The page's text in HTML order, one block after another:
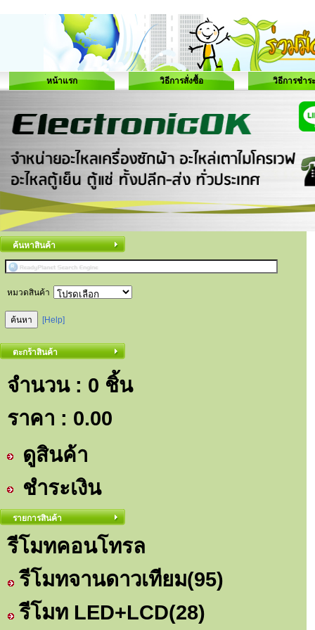
หน้าแรก วิธีการสั่งซื้อ วิธีการชำร
ค้นหาสินค้า
หมวดสินค้า
[Help]
ตะกร้าสินค้า
จำนวน : 0 ชิ้น
ราคา : 0.00
ดูสินค้า
ชำระเงิน
รายการสินค้า
รีโมทคอนโทรล
รีโมทจานดาวเทียม(95)
รีโมท LED+LCD(28)